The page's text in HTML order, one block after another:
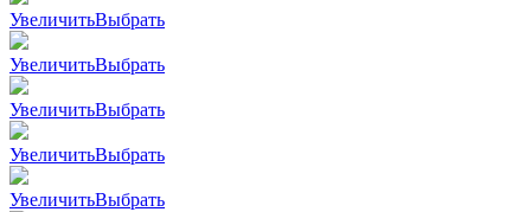
УвеличитьВыбрать
УвеличитьВыбрать
УвеличитьВыбрать
УвеличитьВыбрать
УвеличитьВыбрать